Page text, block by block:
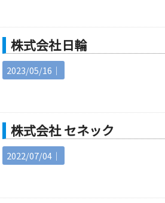
株式会社 日輪
2023/05/16｜
株式会社 セネック
2022/07/04｜